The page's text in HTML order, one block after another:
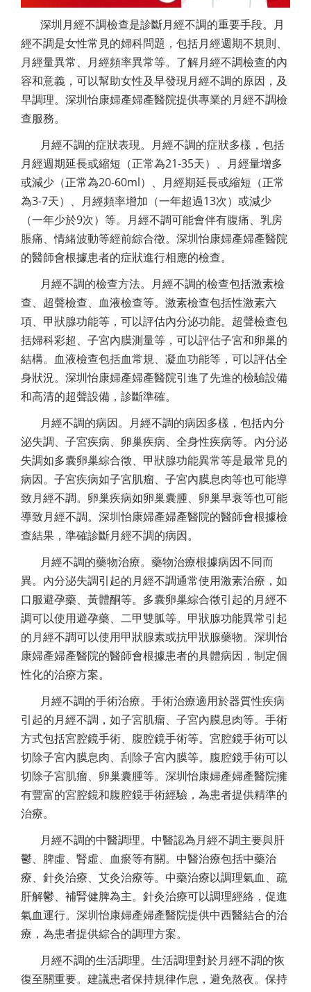
深圳月經不調檢查是診斷月經不調的重要手段。月
經不調是女性常見的婦科問題，包括月經週期不規則、
月經量異常、月經頻率異常等。了解月經不調檢查的內
容和意義，可以幫助女性及早發現月經不調的原因，及
早調理。深圳怡康婦產婦產醫院提供專業的月經不調檢
查服務。
月經不調的症狀表現。月經不調的症狀多樣，包括
月經週期延長或縮短（正常為21-35天）、月經量增多
或減少（正常為20-60ml）、月經期延長或縮短（正常
為3-7天）、月經頻率增加（一年超過13次）或減少
（一年少於9次）等。月經不調可能會伴有腹痛、乳房
脹痛、情緒波動等經前綜合徵。深圳怡康婦產婦產醫院
的醫師會根據患者的症狀進行相應的檢查。
月經不調的檢查方法。月經不調的檢查包括激素檢
查、超聲檢查、血液檢查等。激素檢查包括性激素六
項、甲狀腺功能等，可以評估內分泌功能。超聲檢查包
括婦科彩超、子宮內膜測量等，可以評估子宮和卵巢的
結構。血液檢查包括血常規、凝血功能等，可以評估全
身狀況。深圳怡康婦產婦產醫院引進了先進的檢驗設備
和高清的超聲設備，診斷準確。
月經不調的病因。月經不調的病因多樣，包括內分
泌失調、子宮疾病、卵巢疾病、全身性疾病等。內分泌
失調如多囊卵巢綜合徵、甲狀腺功能異常等是最常見的
病因。子宮疾病如子宮肌瘤、子宮內膜息肉等也可能導
致月經不調。卵巢疾病如卵巢囊腫、卵巢早衰等也可能
導致月經不調。深圳怡康婦產婦產醫院的醫師會根據檢
查結果，準確診斷月經不調的病因。
月經不調的藥物治療。藥物治療根據病因不同而
異。內分泌失調引起的月經不調通常使用激素治療，如
口服避孕藥、黃體酮等。多囊卵巢綜合徵引起的月經不
調可以使用避孕藥、二甲雙胍等。甲狀腺功能異常引起
的月經不調可以使用甲狀腺素或抗甲狀腺藥物。深圳怡
康婦產婦產醫院的醫師會根據患者的具體病因，制定個
性化的治療方案。
月經不調的手術治療。手術治療適用於器質性疾病
引起的月經不調，如子宮肌瘤、子宮內膜息肉等。手術
方式包括宮腔鏡手術、腹腔鏡手術等。宮腔鏡手術可以
切除子宮內膜息肉、刮除子宮內膜等。腹腔鏡手術可以
切除子宮肌瘤、卵巢囊腫等。深圳怡康婦產婦產醫院擁
有豐富的宮腔鏡和腹腔鏡手術經驗，為患者提供精準的
治療。
月經不調的中醫調理。中醫認為月經不調主要與肝
鬱、脾虛、腎虛、血瘀等有關。中醫治療包括中藥治
療、針灸治療、艾灸治療等。中藥治療以調理氣血、疏
肝解鬱、補腎健脾為主。針灸治療可以調理經絡，促進
氣血運行。深圳怡康婦產婦產醫院提供中西醫結合的治
療，為患者提供綜合的調理方案。
月經不調的生活調理。生活調理對於月經不調的恢
復至關重要。建議患者保持規律作息，避免熬夜。保持